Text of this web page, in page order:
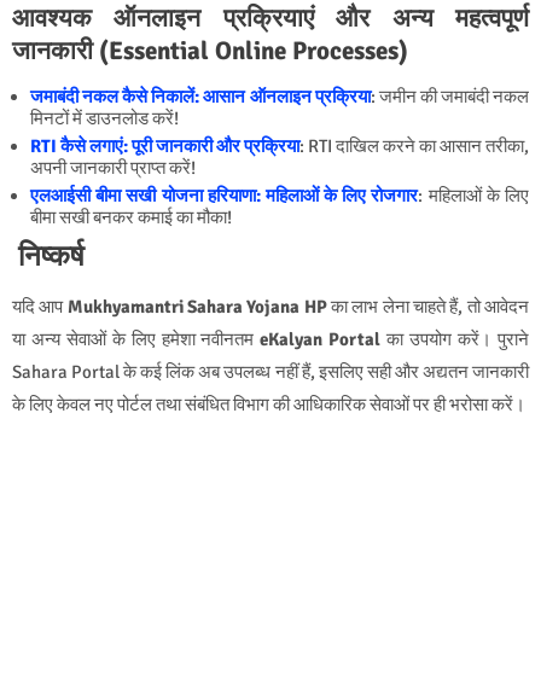
आवश्यक ऑनलाइन प्रक्रियाएं और अन्य महत्वपूर्ण
जानकारी (Essential Online Processes)
जमाबंदी नकल कैसे निकालें: आसान ऑनलाइन प्रक्रिया: जमीन की जमाबंदी नकल
मिनटों में डाउनलोड करें!
RTI कैसे लगाएं: पूरी जानकारी और प्रक्रिया: RTI दाखिल करने का आसान तरीका,
अपनी जानकारी प्राप्त करें!
एलआईसी बीमा सखी योजना हरियाणा: महिलाओं के लिए रोजगार: महिलाओं के लिए
बीमा सखी बनकर कमाई का मौका!
निष्कर्ष
यदि आप Mukhyamantri Sahara Yojana HPका लाभ लेना चाहते हैं, तो आवेदन
या अन्य सेवाओं के लिए हमेशा नवीनतमeKalyan Portal का उपयोग करें। पुराने
Sahara Portal के कई लिंक अब उपलब्ध नहीं हैं, इसलिए सही और अद्यतन जानकारी
के लिए केवल नए पोर्टल तथा संबंधित विभाग की आधिकारिक सेवाओं पर ही भरोसा करें।